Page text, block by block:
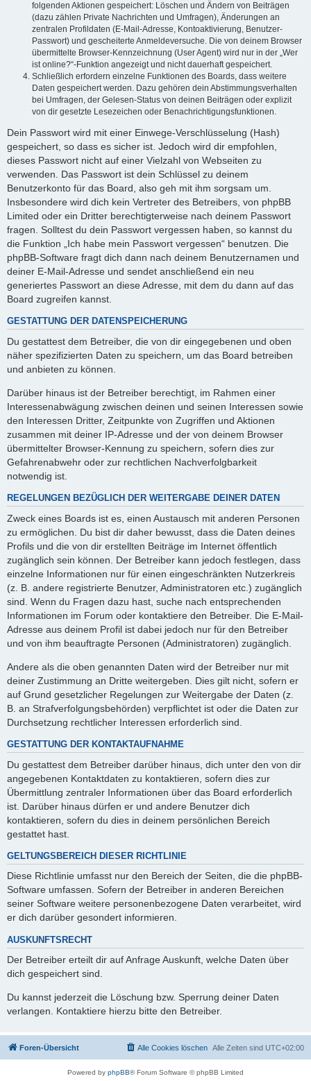
folgenden Aktionen gespeichert: Löschen und Ändern von Beiträgen
(dazu zählen Private Nachrichten und Umfragen), Änderungen an
zentralen Profildaten (E-Mail-Adresse, Kontoaktivierung, Benutzer-
Passwort) und gescheiterte Anmeldeversuche. Die von deinem Browser
übermittelte Browser-Kennzeichnung (User Agent) wird nur in der „Wer
ist online?“-Funktion angezeigt und nicht dauerhaft gespeichert.
Schließlich erfordern einzelne Funktionen des Boards, dass weitere
Daten gespeichert werden. Dazu gehören dein Abstimmungsverhalten
bei Umfragen, der Gelesen-Status von deinen Beiträgen oder explizit
von dir gesetzte Lesezeichen oder Benachrichtigungsfunktionen.
Dein Passwort wird mit einer Einwege-Verschlüsselung (Hash)
gespeichert, so dass es sicher ist. Jedoch wird dir empfohlen,
dieses Passwort nicht auf einer Vielzahl von Webseiten zu
verwenden. Das Passwort ist dein Schlüssel zu deinem
Benutzerkonto für das Board, also geh mit ihm sorgsam um.
Insbesondere wird dich kein Vertreter des Betreibers, von phpBB
Limited oder ein Dritter berechtigterweise nach deinem Passwort
fragen. Solltest du dein Passwort vergessen haben, so kannst du
die Funktion „Ich habe mein Passwort vergessen“ benutzen. Die
phpBB-Software fragt dich dann nach deinem Benutzernamen und
deiner E-Mail-Adresse und sendet anschließend ein neu
generiertes Passwort an diese Adresse, mit dem du dann auf das
Board zugreifen kannst.
GESTATTUNG DER DATENSPEICHERUNG
Du gestattest dem Betreiber, die von dir eingegebenen und oben
näher spezifizierten Daten zu speichern, um das Board betreiben
und anbieten zu können.
Darüber hinaus ist der Betreiber berechtigt, im Rahmen einer
Interessenabwägung zwischen deinen und seinen Interessen sowie
den Interessen Dritter, Zeitpunkte von Zugriffen und Aktionen
zusammen mit deiner IP-Adresse und der von deinem Browser
übermittelter Browser-Kennung zu speichern, sofern dies zur
Gefahrenabwehr oder zur rechtlichen Nachverfolgbarkeit
notwendig ist.
REGELUNGEN BEZÜGLICH DER WEITERGABE DEINER DATEN
Zweck eines Boards ist es, einen Austausch mit anderen Personen
zu ermöglichen. Du bist dir daher bewusst, dass die Daten deines
Profils und die von dir erstellten Beiträge im Internet öffentlich
zugänglich sein können. Der Betreiber kann jedoch festlegen, dass
einzelne Informationen nur für einen eingeschränkten Nutzerkreis
(z. B. andere registrierte Benutzer, Administratoren etc.) zugänglich
sind. Wenn du Fragen dazu hast, suche nach entsprechenden
Informationen im Forum oder kontaktiere den Betreiber. Die E-Mail-
Adresse aus deinem Profil ist dabei jedoch nur für den Betreiber
und von ihm beauftragte Personen (Administratoren) zugänglich.
Andere als die oben genannten Daten wird der Betreiber nur mit
deiner Zustimmung an Dritte weitergeben. Dies gilt nicht, sofern er
auf Grund gesetzlicher Regelungen zur Weitergabe der Daten (z.
B. an Strafverfolgungsbehörden) verpflichtet ist oder die Daten zur
Durchsetzung rechtlicher Interessen erforderlich sind.
GESTATTUNG DER KONTAKTAUFNAHME
Du gestattest dem Betreiber darüber hinaus, dich unter den von dir
angegebenen Kontaktdaten zu kontaktieren, sofern dies zur
Übermittlung zentraler Informationen über das Board erforderlich
ist. Darüber hinaus dürfen er und andere Benutzer dich
kontaktieren, sofern du dies in deinem persönlichen Bereich
gestattet hast.
GELTUNGSBEREICH DIESER RICHTLINIE
Diese Richtlinie umfasst nur den Bereich der Seiten, die die phpBB-
Software umfassen. Sofern der Betreiber in anderen Bereichen
seiner Software weitere personenbezogene Daten verarbeitet, wird
er dich darüber gesondert informieren.
AUSKUNFTSRECHT
Der Betreiber erteilt dir auf Anfrage Auskunft, welche Daten über
dich gespeichert sind.
Du kannst jederzeit die Löschung bzw. Sperrung deiner Daten
verlangen. Kontaktiere hierzu bitte den Betreiber.
Foren-Übersicht Alle Zeiten sind UTC+02:00
Alle Cookies löschen
Powered by phpBB® Forum Software © phpBB Limited